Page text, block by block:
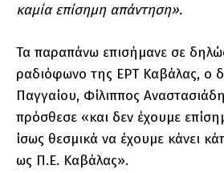
καμία επίσημη απάντηση».
Τα παραπάνω επισήμανε σε
ραδιόφωνο της ΕΡΤ Καβάλας, ο
Παγγαίου, Φίλιππος
πρόσθεσε «και δεν έχουμε
ίσως θεσμικά να έχουμε κάνει
ως Π.Ε. Καβάλας».